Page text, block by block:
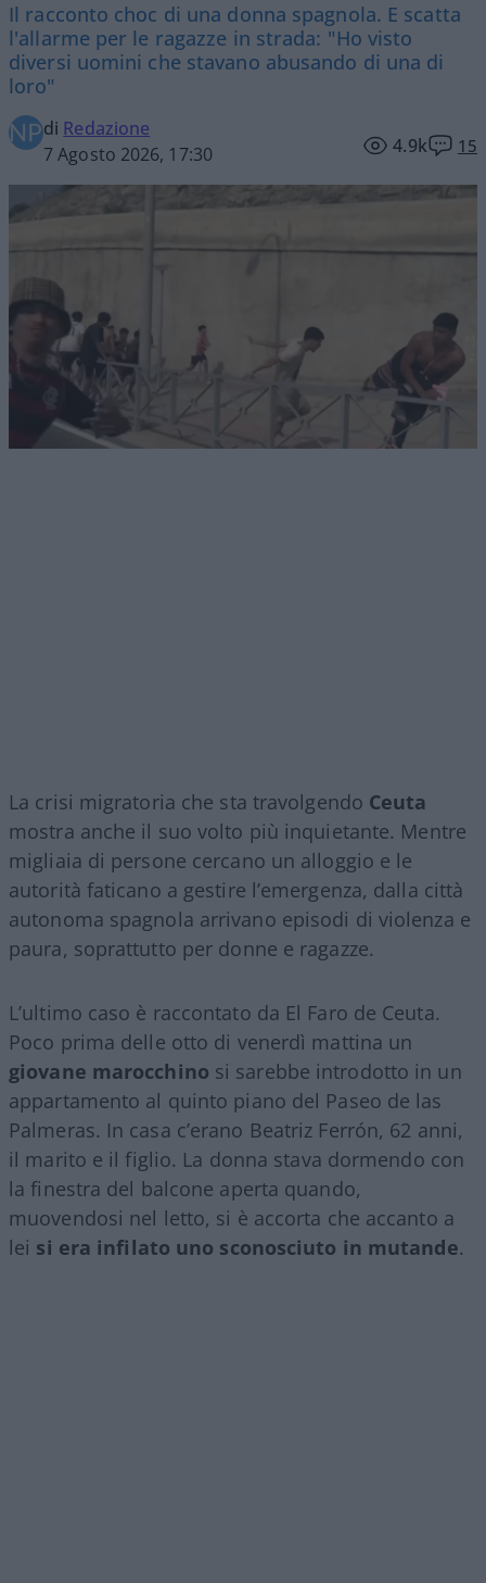
Il racconto choc di una donna spagnola. E scatta
l'allarme per le ragazze in strada: "Ho visto
diversi uomini che stavano abusando di una di
loro"
di Redazione
7 Agosto 2026, 17:30
4.9k 15
La crisi migratoria che sta travolgendo Ceuta
mostra anche il suo volto più inquietante. Mentre
migliaia di persone cercano un alloggio e le
autorità faticano a gestire l’emergenza, dalla città
autonoma spagnola arrivano episodi di violenza e
paura, soprattutto per donne e ragazze.
L’ultimo caso è raccontato da El Faro de Ceuta.
Poco prima delle otto di venerdì mattina un
giovane marocchino si sarebbe introdotto in un
appartamento al quinto piano del Paseo de las
Palmeras. In casa c’erano Beatriz Ferrón, 62 anni,
il marito e il figlio. La donna stava dormendo con
la finestra del balcone aperta quando,
muovendosi nel letto, si è accorta che accanto a
lei si era infilato uno sconosciuto in mutande.